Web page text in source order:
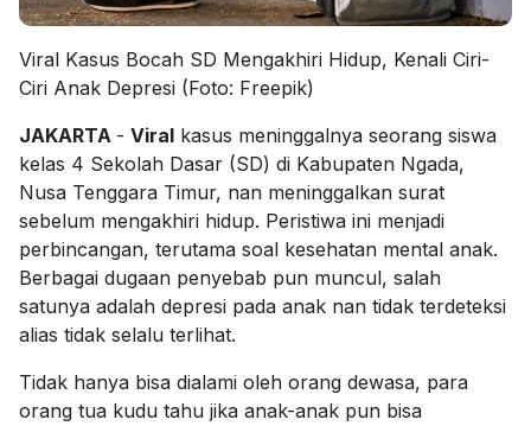
Viral Kasus Bocah SD Mengakhiri Hidup, Kenali Ciri-
Ciri Anak Depresi (Foto: Freepik)
JAKARTA - Viral kasus meninggalnya seorang siswa
kelas 4 Sekolah Dasar (SD) di Kabupaten Ngada,
Nusa Tenggara Timur, nan meninggalkan surat
sebelum mengakhiri hidup. Peristiwa ini menjadi
perbincangan, terutama soal kesehatan mental anak.
Berbagai dugaan penyebab pun muncul, salah
satunya adalah depresi pada anak nan tidak terdeteksi
alias tidak selalu terlihat.
Tidak hanya bisa dialami oleh orang dewasa, para
orang tua kudu tahu jika anak-anak pun bisa